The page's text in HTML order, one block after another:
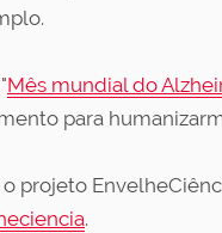
Mês mundial do
para
projeto
.